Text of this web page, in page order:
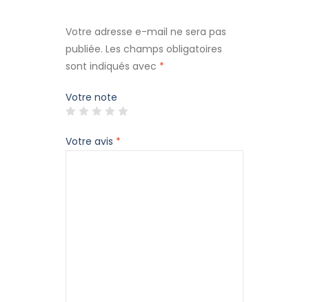
Votre adresse e-mail ne sera pas
publiée. Les champs obligatoires
sont indiqués avec *
Votre note
Votre avis *